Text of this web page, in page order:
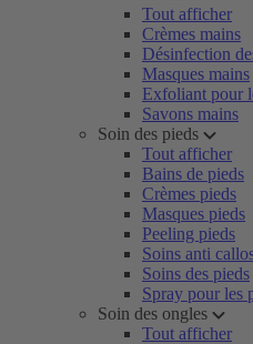
Tout afficher
Crèmes mains
Désinfection
Masques mains
Exfoliant pour
Savons mains
Soin des pieds
Tout afficher
Bains de pieds
Crèmes pieds
Masques pieds
Peeling pieds
Soins anti
Soins des pieds
Spray pour les
Soin des ongles
Tout afficher